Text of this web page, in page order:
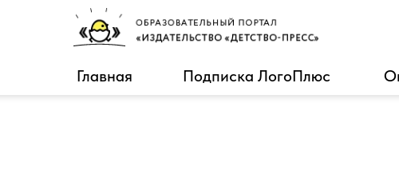
Главная Подписка ЛогоПлюс